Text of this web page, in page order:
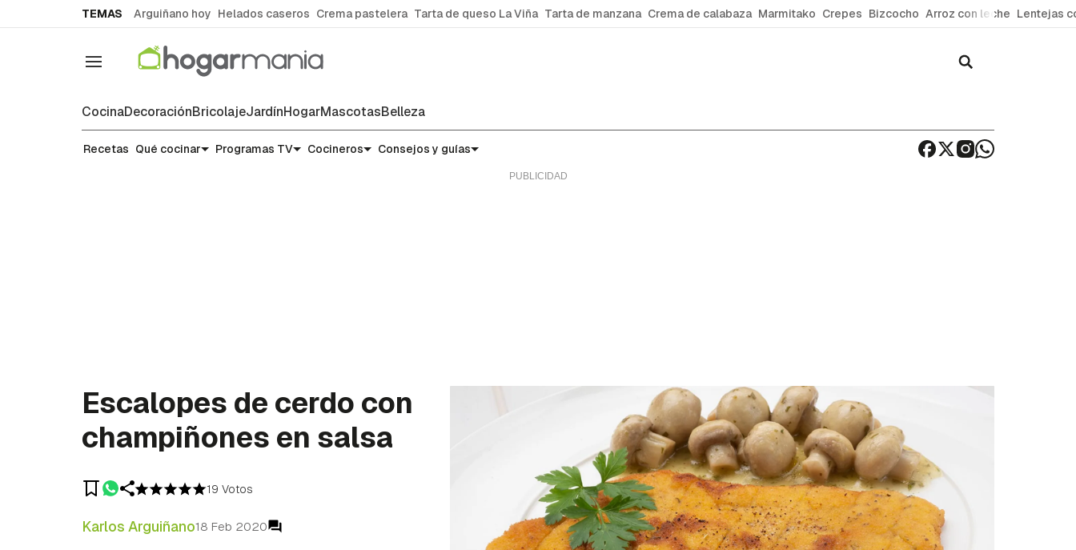
TEMAS Arguiñano hoy Helados caseros Crema pastelera Tarta de queso La Viña Tarta de manzana Crema de calabaza Marmitako Crepes Bizcocho Arroz con leche Lentejas
Navegación
CocinaDecoraciónBricolajeJardínHogarMascotasBelleza
Recetas
Recetas Qué cocinar Programas TV Cocineros Consejos y guías
Escalopes de cerdo con
champiñones en salsa
19 Votos
Karlos Arguiñano18 Feb 2020